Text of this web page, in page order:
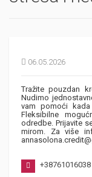
06.05.2026
Tražite pouzdan
Nudimo
vam pomoći
Fleksibilne
odredbe. Prijavite
mirom. Za više
+38761016038